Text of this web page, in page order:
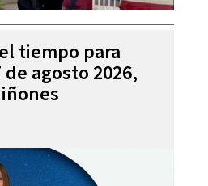
tiempo para
de agosto 2026,